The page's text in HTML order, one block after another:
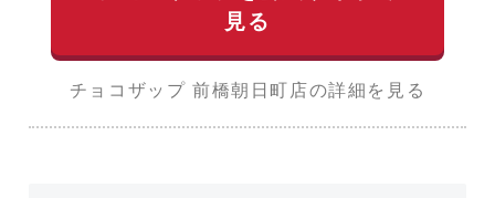
見る
チョコザップ 前橋朝日町店の詳細を見る